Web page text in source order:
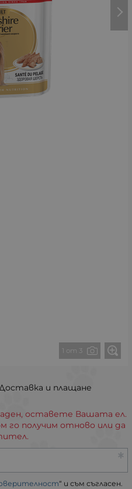
1 от 3
и плащане
оставете Вашата ел.
го получим отново или да
“ и съм съгласен.